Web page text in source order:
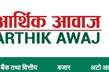
बैंक तथा वित्तीय बजार अटो